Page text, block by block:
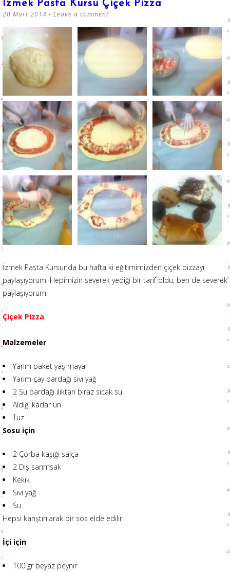
İzmek Pasta Kursu Çiçek Pizza
20 Mart 2014 Leave a comment
İzmek Pasta Kursunda bu hafta ki eğitimimizden çiçek pizzayı
paylaşıyorum. Hepimizin severek yediği bir tarif oldu, ben de severek
paylaşıyorum.
Çiçek Pizza
Malzemeler
Yarım paket yaş maya
Yarım çay bardağı sıvı yağ
2 Su bardağı ılıktan biraz sıcak su
Aldığı kadar un
Tuz
Sosu için
2 Çorba kaşığı salça
2 Diş sarımsak
Kekik
Sıvı yağ
Su
Hepsi karıştırılarak bir sos elde edilir.
İçi için
100 gr beyaz peynir